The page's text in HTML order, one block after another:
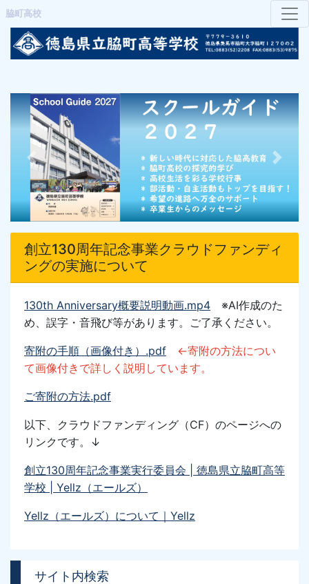
脇町高校
Previous Next
創立130周年記念事業クラウドファンディ
ングの実施について
130th Anniversary概要説明動画.mp4 ※AI作成のた
め、誤字・音飛び等があります。ご了承ください。
寄附の手順（画像付き）.pdf
←寄附の方法につい
て画像付きで詳しく説明しています。
ご寄附の方法.pdf
以下、クラウドファンディング （CF） のページへの
リンク です。↓
創立130周年記念事業実行委員会 | 徳島県立脇町高等
学校 | Yellz（エールズ）
Yellz（エールズ）について｜Yellz
サイト内検索